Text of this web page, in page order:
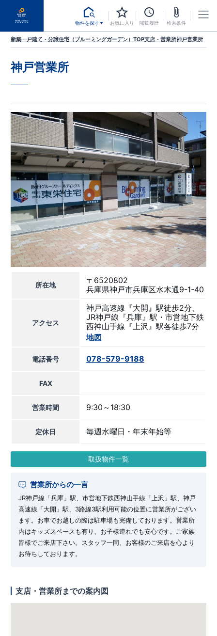
物件を探す お気に入り 閲覧履歴 検索条件
新築一戸建て・分譲住宅（ブルーミングガーデン）TOP支店・営業所神戸営業所
神戸営業所
所在地
〒6520802
兵庫県神戸市兵庫区水木通9-1-40
アクセス
神戸高速線『大開』駅徒歩2分、
JR神戸線『兵庫』駅・市営地下鉄
西神山手線『上沢』駅各徒歩7分
地図
電話番号 078-579-9188
FAX
営業時間 9:30～18:30
定休日 毎週水曜日・年末年始等
取扱物件一覧
営業所からの一言
JR神戸線「兵庫」駅、市営地下鉄西神山手線「上沢」駅、神戸
高速線「大開」駅、3路線3駅利用可能の位置に営業所がござい
ます。お車でお越しの際は駐車場も完備しております。営業所
内はキッズスペースも有り、お子様連れでも安心です。ご家族
皆様でご来店下さい。スタッフ一同、お客様のご来店を心より
お待ちしております。
支店・営業所までの案内図